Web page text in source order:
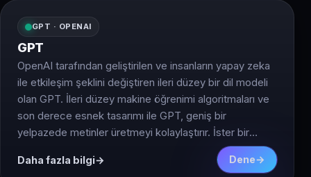
GPT · OPENAI
GPT
OpenAI tarafından geliştirilen ve insanların yapay zeka
ile etkileşim şeklini değiştiren ileri düzey bir dil modeli
olan GPT. İleri düzey makine öğrenimi algoritmaları ve
son derece esnek tasarımı ile GPT, geniş bir
yelpazede metinler üretmeyi kolaylaştırır. İster bir
sohbet robotu oluşturuyor, ister bir rapor hazırlıyor,
ister yaratıcı yazılar oluşturuyor olun, GPT ihtiyaçlarınızı
Daha fazla bilgi Dene